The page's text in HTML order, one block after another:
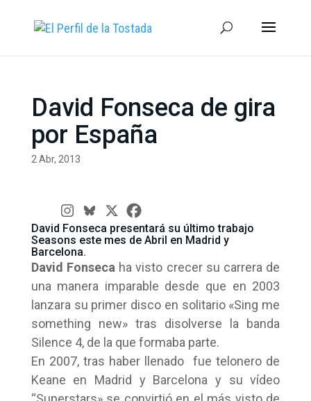
David Fonseca de gira
por España
2 Abr, 2013
David Fonseca presentará su último trabajo
Seasons este mes de Abril en Madrid y
Barcelona.
David Fonseca ha visto crecer su carrera de
una manera imparable desde que en 2003
lanzara su primer disco en solitario «Sing me
something new» tras disolverse la banda
Silence 4, de la que formaba parte.
En 2007, tras haber llenado fue telonero de
Keane en Madrid y Barcelona y su vídeo